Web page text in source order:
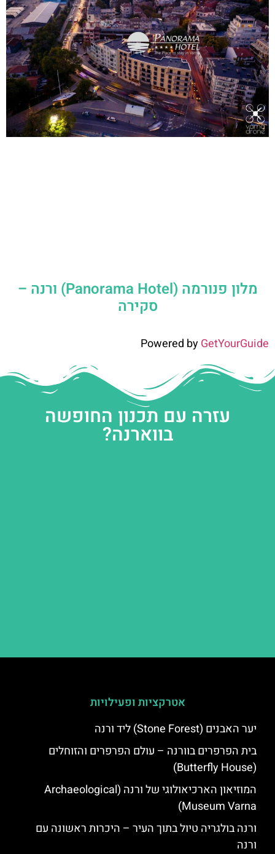
מלון פנורמה (Panorama Hotel) ורנה –
סקירה
Powered byGetYourGuide
עזרה עם תכנון החופשה
בווארנה?
אטרקציות ופעילויות
יער האבנים (Stone Forest) ליד ורנה
בית הפרפרים בוורנה – עולם הפרפרים והזוחלים
(Butterfly House)
המוזיאון הארכיאולוגי של ורנה (Archaeological
Museum Varna)
ורנה בולגריה טיול בתוך העיר – היכרות ראשונה עם
ורנה